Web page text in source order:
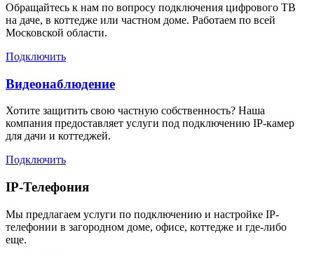
Обращайтесь к нам по вопросу подключения цифрового ТВ
на даче, в коттедже или частном доме. Работаем по всей
Московской области.
Подключить
Видеонаблюдение
Хотите защитить свою частную собственность? Наша
компания предоставляет услуги под подключению IP-камер
для дачи и коттеджей.
Подключить
IP-Телефония
Мы предлагаем услуги по подключению и настройке IP-
телефонии в загородном доме, офисе, коттедже и где-либо
еще.